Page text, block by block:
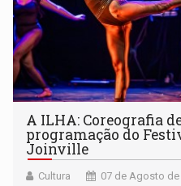
A ILHA: Coreografia
programação do
Joinville
Cultura 07 de Agosto de